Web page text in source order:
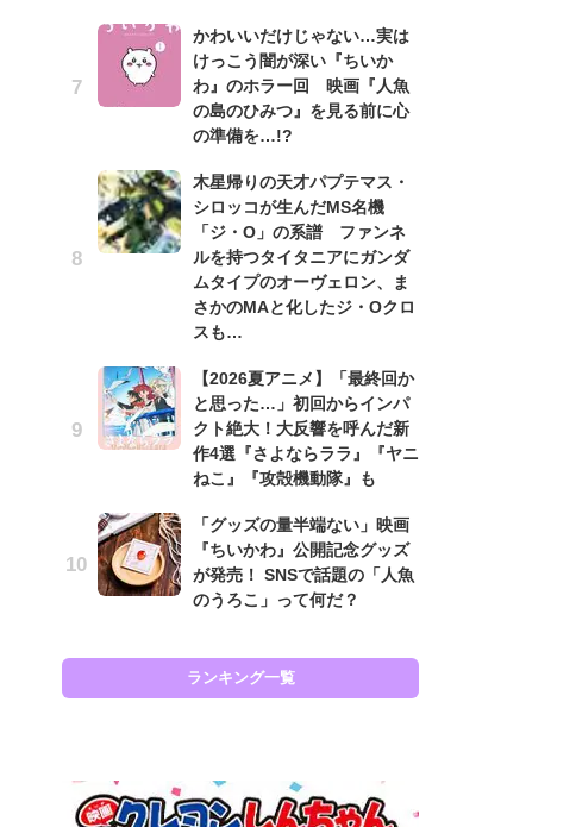
かわいいだけじゃない…実は
けっこう闇が深い『ちいか
わ』のホラー回 映画『人魚
の島のひみつ』を見る前に心
の準備を…!?
木星帰りの天才パプテマス・
シロッコが生んだMS名機
「ジ・O」の系譜 ファンネ
ルを持つタイタニアにガンダ
ムタイプのオーヴェロン、ま
さかのMAと化したジ・Oクロ
スも…
【2026夏アニメ】「最終回か
と思った…」初回からインパ
クト絶大！大反響を呼んだ新
作4選『さよならララ』『ヤニ
ねこ』『攻殻機動隊』も
「グッズの量半端ない」映画
『ちいかわ』公開記念グッズ
が発売！ SNSで話題の「人魚
のうろこ」って何だ？
ランキング一覧